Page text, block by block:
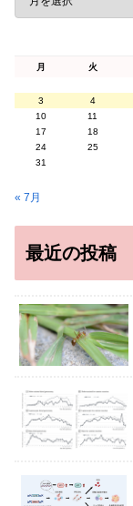
月 火
3
4
10
11
17
18
24
25
31
« 7月
最近の投稿